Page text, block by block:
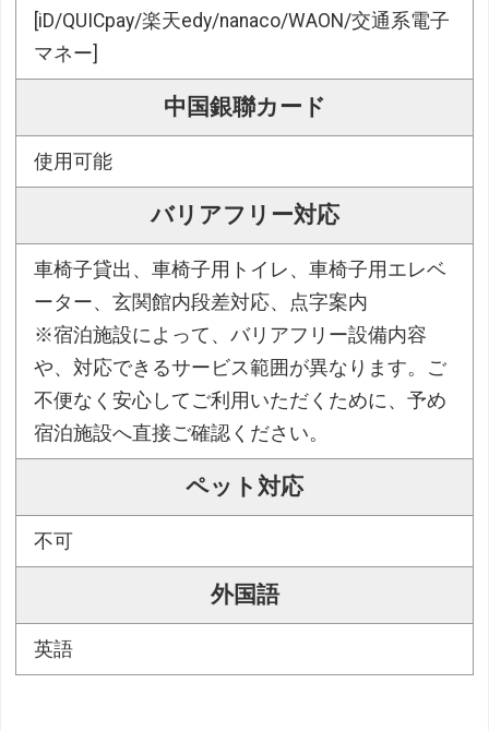
[iD/QUICpay/楽天edy/nanaco/WAON/交通系電子
マネー]
中国銀聯カード
使用可能
バリアフリー対応
車椅子貸出、車椅子用トイレ、車椅子用エレベ
ーター、玄関館内段差対応、点字案内
※宿泊施設によって、バリアフリー設備内容
や、対応できるサービス範囲が異なります。ご
不便なく安心してご利用いただくために、予め
宿泊施設へ直接ご確認ください。
ペット対応
不可
外国語
英語